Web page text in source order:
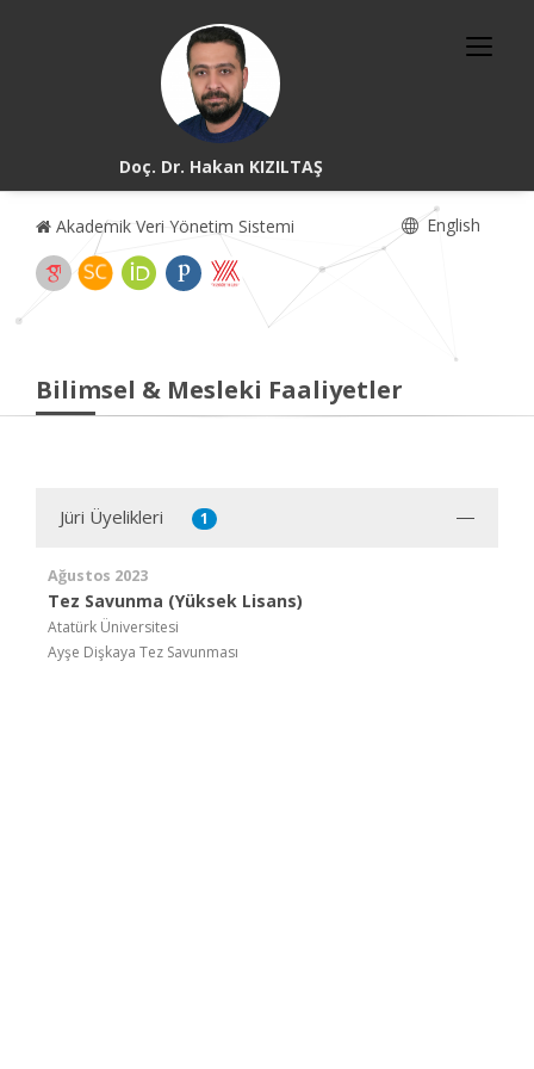
Doç. Dr. Hakan KIZILTAŞ
Akademik Veri Yönetim Sistemi English
Bilimsel & Mesleki Faaliyetler
Jüri Üyelikleri 1
Ağustos 2023
Tez Savunma (Yüksek Lisans)
Atatürk Üniversitesi
Ayşe Dişkaya Tez Savunması